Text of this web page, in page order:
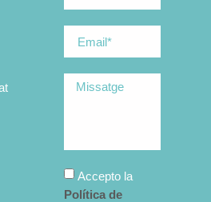
Accepto la
Política de